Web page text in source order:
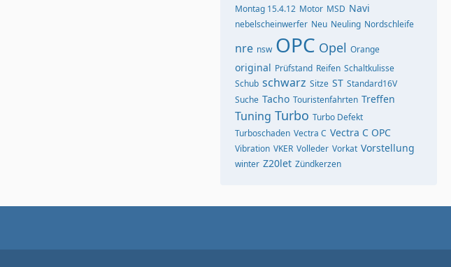
Montag 15.4.12 Motor MSD Navi
nebelscheinwerfer Neu Neuling Nordschleife
nre nsw OPC Opel Orange
original Prüfstand Reifen Schaltkulisse
Schub schwarz Sitze ST Standard16V
Suche Tacho Touristenfahrten Treffen
Tuning Turbo Turbo Defekt
Turboschaden Vectra C Vectra C OPC
Vibration VKER Volleder Vorkat Vorstellung
winter Z20let Zündkerzen